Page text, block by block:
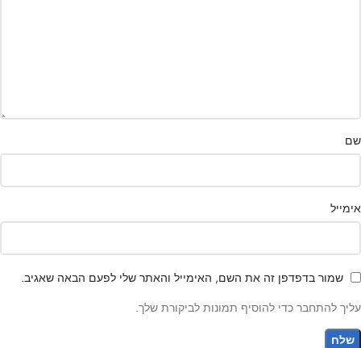
שם
אימייל
שמור בדפדפן זה את השם, האימייל והאתר שלי לפעם הבאה שאגיב.
עליך להתחבר כדי להוסיף תמונות לביקורת שלך.